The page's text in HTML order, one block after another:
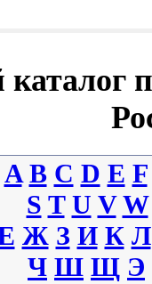
A B C D E F
S T U V W
Ж З И К Л
Ч Ш Щ Э